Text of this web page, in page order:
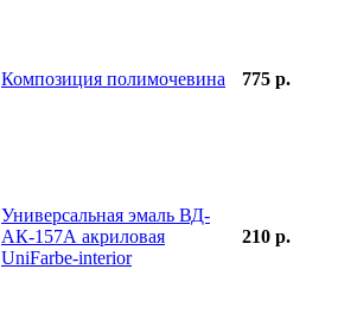
Композиция полимочевина 775 р.
Универсальная эмаль ВД-
АК-157А акриловая
UniFarbe-interior
210 р.